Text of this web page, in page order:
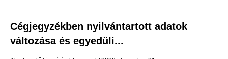
Cégjegyzékben nyilvántartott adatok
változása és egyedüli...